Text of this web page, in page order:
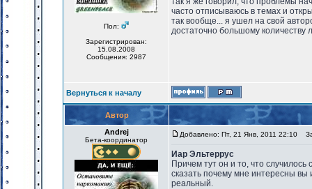
Пол:
Зарегистрирован:
15.08.2008
Сообщения: 2987
часто отписываюсь в темах и
так вообще... я ушел на свой
достаточно большому количеству
Вернуться к началу
Автор
Andrej
Бета-координатор
Добавлено: Пт, 21 Янв, 2011 22:10
Иар Эльтеррус
Причем тут он и то, что
сказать почему мне интересны
реальный.